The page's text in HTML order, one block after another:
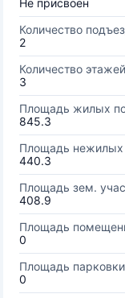
Не присвоен
Количество
2
Количество
3
Площадь жилых
845.3
Площадь
440.3
Площадь зем.
408.9
Площадь
0
Площадь
0